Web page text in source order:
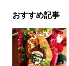
おすすめ記事